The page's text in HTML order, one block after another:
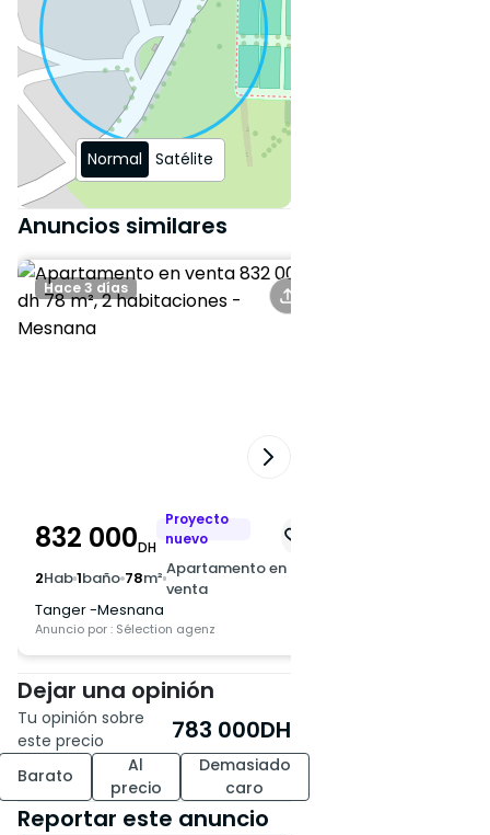
Normal Satélite
Anuncios similares
Hace 3 días
832 000DH
Proyecto
nuevo
2Hab1baño78m² Apartamento en
venta
Tanger -Mesnana
Anuncio por : Sélection agenz
Dejar una opinión
Tu opinión sobre
este precio
783 000DH
Barato
Al
precio
Demasiado
caro
Reportar este anuncio